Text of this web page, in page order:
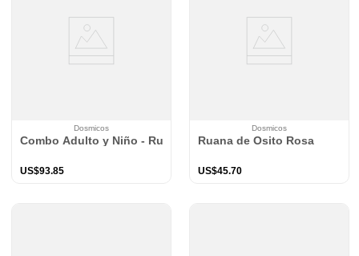
Dosmicos
Combo Adulto y Niño - Ruana Leona
US$93.85
Dosmicos
Ruana de Osito Rosa
US$45.70